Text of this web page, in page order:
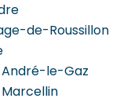
de-Roussillon
le-Gaz